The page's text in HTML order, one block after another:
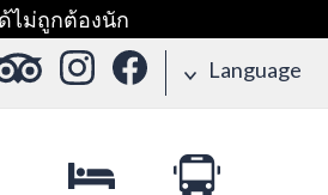
ไม่ถูกต้องนัก
Language